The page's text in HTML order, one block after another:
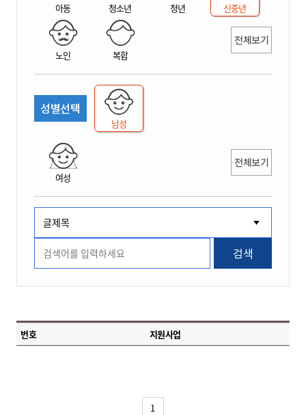
아동 청소년 청년 신중년
노인 복합
전체보기
성별선택
남성
여성
전체보기
검색
번호 지원사업
1